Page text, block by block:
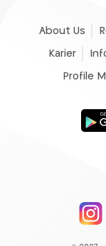
About Us
Karier
Profile